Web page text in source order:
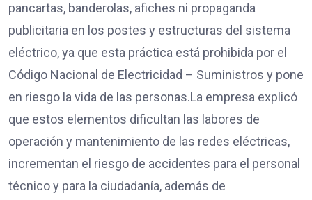
pancartas, banderolas, afiches ni propaganda
publicitaria en los postes y estructuras del sistema
eléctrico, ya que esta práctica está prohibida por el
Código Nacional de Electricidad – Suministros y pone
en riesgo la vida de las personas.La empresa explicó
que estos elementos dificultan las labores de
operación y mantenimiento de las redes eléctricas,
incrementan el riesgo de accidentes para el personal
técnico y para la ciudadanía, además de